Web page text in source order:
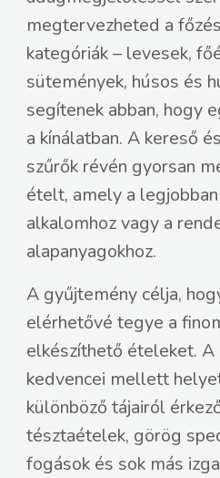
megtervezheted a
kategóriák – levesek,
sütemények, húsos és
segítenek abban, hogy
a kínálatban. A kereső
szűrők révén gyorsan
ételt, amely a
alkalomhoz vagy a
alapanyagokhoz.
A gyűjtemény célja,
elérhetővé tegye a
elkészíthető ételeket. A
kedvencei mellett
különböző tájairól
tésztaételek, görög
fogások és sok más